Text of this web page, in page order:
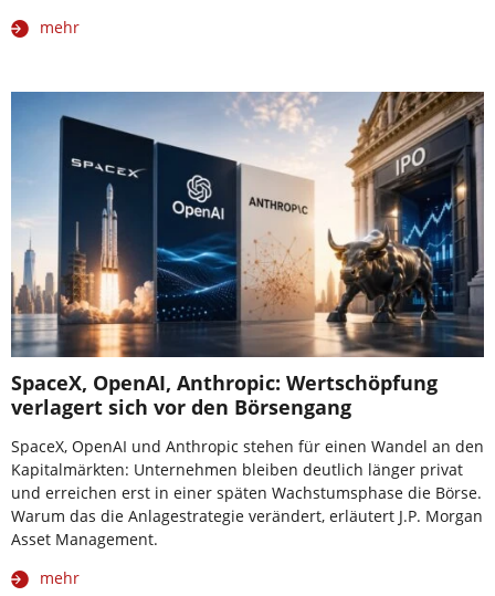
mehr
SpaceX, OpenAI, Anthropic: Wertschöpfung
verlagert sich vor den Börsengang
SpaceX, OpenAI und Anthropic stehen für einen Wandel an den
Kapitalmärkten: Unternehmen bleiben deutlich länger privat
und erreichen erst in einer späten Wachstumsphase die Börse.
Warum das die Anlagestrategie verändert, erläutert J.P. Morgan
Asset Management.
mehr